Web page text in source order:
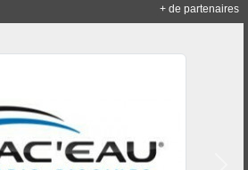
+ de partenaires